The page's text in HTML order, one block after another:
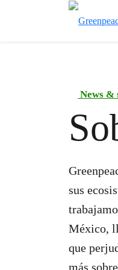
News &
sus
México,
que
más